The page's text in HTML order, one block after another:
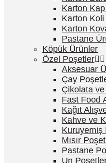
Karton
Karton Koli
Karton
Pastane
Köpük Ürünler
Özel Poşetler
Aksesuar
Çay
Çikolata
Fast Food
Kağıt
Kahve ve
Kuruyemiş
Mısır
Pastane
Un